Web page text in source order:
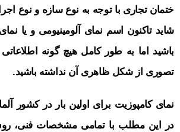
ختمان تجاری با توجه به نوع سازه و نوع
شاید تاکنون اسم نمای آلومینیومی و یا
باشید اما به طور کامل هیچ گونه
تصوری از شکل ظاهری آن نداشته باشید.
نمای کامپوزیت برای اولین بار در کشور
در این مطلب با تمامی مشخصات فنی،